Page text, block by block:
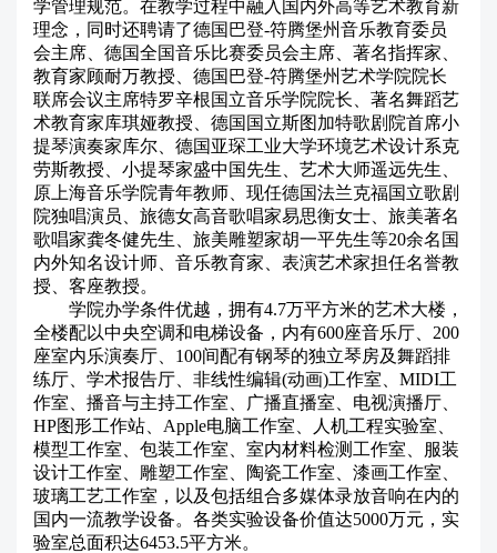
学管理规范。在教学过程中融入国内外高等艺术教育新
理念，同时还聘请了德国巴登-符腾堡州音乐教育委员
会主席、德国全国音乐比赛委员会主席、著名指挥家、
教育家顾耐万教授、德国巴登-符腾堡州艺术学院院长
联席会议主席特罗辛根国立音乐学院院长、著名舞蹈艺
术教育家库琪娅教授、德国国立斯图加特歌剧院首席小
提琴演奏家库尔、德国亚琛工业大学环境艺术设计系克
劳斯教授、小提琴家盛中国先生、艺术大师遥远先生、
原上海音乐学院青年教师、现任德国法兰克福国立歌剧
院独唱演员、旅德女高音歌唱家易思衡女士、旅美著名
歌唱家龚冬健先生、旅美雕塑家胡一平先生等20余名国
内外知名设计师、音乐教育家、表演艺术家担任名誉教
授、客座教授。
学院办学条件优越，拥有4.7万平方米的艺术大楼，
全楼配以中央空调和电梯设备，内有600座音乐厅、200
座室内乐演奏厅、100间配有钢琴的独立琴房及舞蹈排
练厅、学术报告厅、非线性编辑(动画)工作室、MIDI工
作室、播音与主持工作室、广播直播室、电视演播厅、
HP图形工作站、Apple电脑工作室、人机工程实验室、
模型工作室、包装工作室、室内材料检测工作室、服装
设计工作室、雕塑工作室、陶瓷工作室、漆画工作室、
玻璃工艺工作室，以及包括组合多媒体录放音响在内的
国内一流教学设备。各类实验设备价值达5000万元，实
验室总面积达6453.5平方米。